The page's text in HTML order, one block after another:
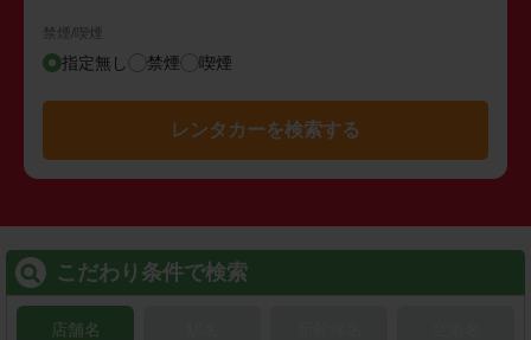
禁煙/喫煙
指定無し 禁煙 喫煙
レンタカーを検索する
こだわり条件で検索
店舗名